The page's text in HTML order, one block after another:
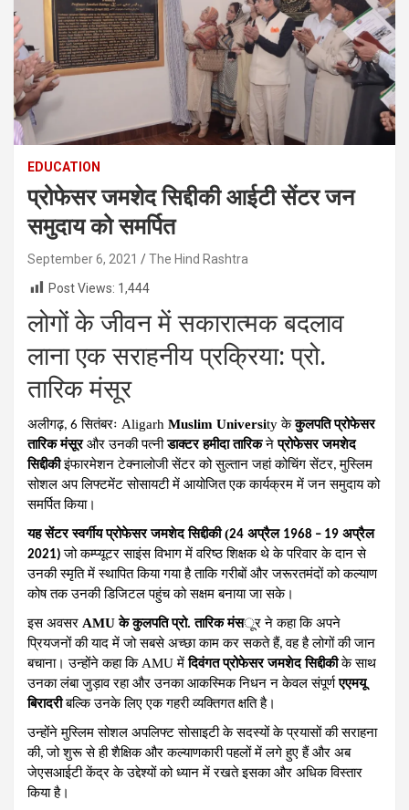
EDUCATION
प्रोफेसर जमशेद सिद्दीकी आईटी सेंटर जन
समुदाय को समर्पित
September 6, 2021
The Hind Rashtra
Post Views: 1,444
लोगों के जीवन में सकारात्मक बदलाव
लाना एक सराहनीय प्रक्रिया: प्रो.
तारिक मंसूर
अलीगढ़, 6 सितंबरः Aligarh Muslim University केकुलपति प्रोफेसर
तारिक मंसूरऔर उनकी पत्नीडाक्टर हमीदा तारिकनेप्रोफेसर जमशेद
सिद्दीकीइंफारमेशन टेक्नालोजी सेंटर को सुल्तान जहां कोचिंग सेंटर,मुस्लिम
सोशल अप लिफ्टमेंट सोसायटी में आयोजित एक कार्यक्रम में जन समुदाय को
समर्पित किया।
यह सेंटर स्वर्गीय प्रोफेसर जमशेद सिद्दीकी (24 अप्रैल 1968 – 19 अप्रैल
2021) जो कम्प्यूटर साइंस विभाग में वरिष्ठ शिक्षक थे के परिवार के दान से
उनकी स्मृति में स्थापित किया गया है ताकि गरीबों और जरूरतमंदों को कल्याण
कोष तक उनकी डिजिटल पहुंच को सक्षम बनाया जा सके।
इस अवसर AMU के कुलपति प्रो. तारिक मंसूर ने कहा कि अपने
प्रियजनों की याद में जो सबसे अच्छा काम कर सकते हैं,वह है लोगों की जान
बचाना। उन्होंने कहा कि AMU मेंदिवंगत प्रोफेसर जमशेद सिद्दीकीके साथ
उनका लंबा जुड़ाव रहा और उनका आकस्मिक निधन न केवल संपूर्णएएमयू
बिरादरीबल्कि उनके लिए एक गहरी व्यक्तिगत क्षति है।
उन्होंने मुस्लिम सोशल अपलिफ्ट सोसाइटी के सदस्यों के प्रयासों की सराहना
की,जो शुरू से ही शैक्षिक और कल्याणकारी पहलों में लगे हुए हैं और अब
जेएसआईटी केंद्र के उद्देश्यों को ध्यान में रखते इसका और अधिक विस्तार
किया है।